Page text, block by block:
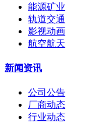
能源矿业
轨道交通
影视动画
航空航天
新闻资讯
公司公告
厂商动态
行业动态